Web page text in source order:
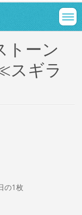
トーン
スギラ
の1枚